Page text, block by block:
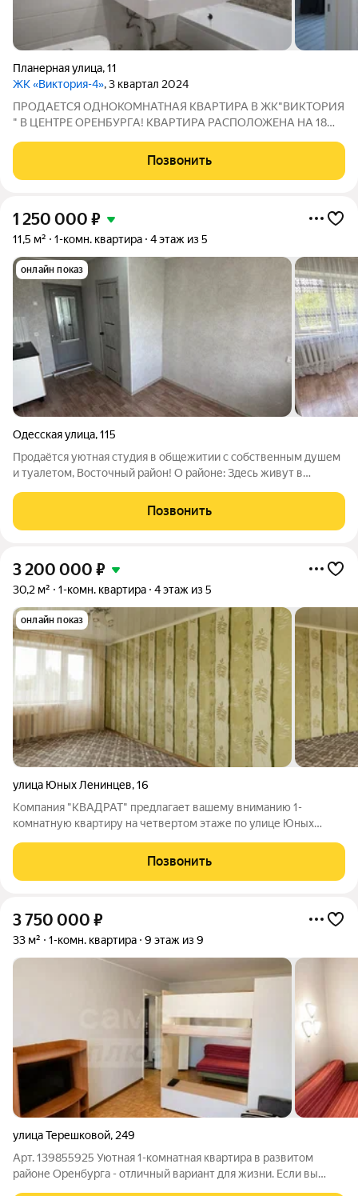
Планерная улица,11
ЖК «Виктория-4», 3 квартал 2024
ПРОДАЕТСЯ ОДНОКОМНАТНАЯ КВАРТИРА В ЖК"ВИКТОРИЯ
" В ЦЕНТРЕ ОРЕНБУРГА! КВАРТИРА РАСПОЛОЖЕНА НА 18
ОТСУТСТВИЕ СОСЕДЕЙ СВЕРХУ ! Идеальный вариант для
комфортной жизни, инвестиции или первой собственной
Позвонить
1 250 000 ₽
11,5 м² 1-комн. квартира 4 этаж из 5
онлайн показ
Одесская улица,115
Продаётся уютная студия в общежитии с собственным душем
и туалетом, Восточный район! О районе: Здесь живут в
детские площадки забиты ребятишками. Соседи спокойные,
дружелюбные. Отличное место
Позвонить
3 200 000 ₽
30,2 м² 1-комн. квартира 4 этаж из 5
онлайн показ
улица Юных Ленинцев,16
Компания "КВАДРАТ" предлагает вашему вниманию 1-
комнатную квартиру на четвертом этаже по улице Юных
Позвонить
3 750 000 ₽
33 м² 1-комн. квартира 9 этаж из 9
улица Терешковой, 249
Арт. 139855925 Уютная 1-комнатная квартира в развитом
районе Оренбурга - отличный вариант для жизни. Если вы